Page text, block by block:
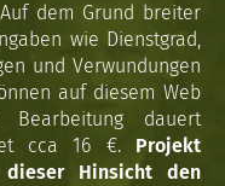
dem Grund breiter
wie Dienstgrad,
und Verwundungen
auf diesem Web
dauert
cca 16 €. Projekt
Hinsicht den